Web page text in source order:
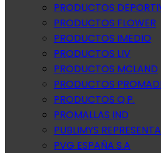
PRODUCTOS
PRODUCTOS FLOWER
PRODUCTOS IMEDIO
PRODUCTOS LIV
PRODUCTOS MCLAND
PRODUCTOS
PRODUCTOS Q.P.
PROMALLAS IND
PUBLIMYS
PVG ESPAÑA S.A